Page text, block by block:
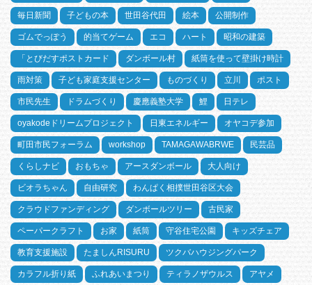
毎日新聞 子どもの本 世田谷代田 絵本 公開制作
ゴムでっぽう 的当てゲーム エコ ハート 昭和の建築
「とびだすポストカード ダンボール村 紙筒を使って壁掛け時計
雨対策 子ども家庭支援センター ものづくり 立川 ポスト
市民先生 ドラムづくり 慶應義塾大学 鯉 日テレ
oyakodeドリームプロジェクト 日東エネルギー オヤコデ参加
町田市民フォーラム workshop TAMAGAWABRWE 民芸品
くらしナビ おもちゃ アースダンボール 大人向け
ビオラちゃん 自由研究 わんぱく相撲世田谷区大会
クラウドファンディング ダンボールツリー 古民家
ペーパークラフト お家 紙筒 守谷住宅公園 キッズチェア
教育支援施設 たましんRISURU ツクバハウジングパーク
カラフル折り紙 ふれあいまつり ティラノザウルス アヤメ